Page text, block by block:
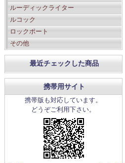
ルーディックライター
ルコック
ロックポート
その他
最近チェックした商品
携帯用サイト
携帯版も対応しています。
どうぞご利用下さい。